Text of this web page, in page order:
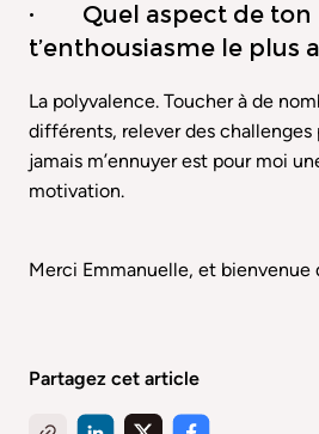
· Quel aspect de ton
t’enthousiasme le plus
La polyvalence. Toucher à de
différents, relever des challenges
jamais m’ennuyer est pour moi
motivation.
Merci Emmanuelle, et bienvenue
Partagez cet article